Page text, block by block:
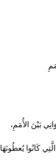
بَيْنَ الأُمَمِ،
كَانُوا يُعطُونَهَا